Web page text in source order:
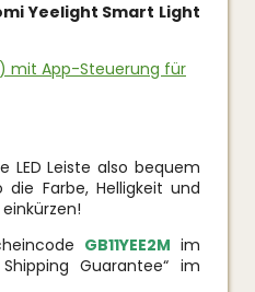
Yeelight Smart Light
mit App-Steuerung für
LED Leiste also bequem
Farbe, Helligkeit und
GB11YEE2M im
Guarantee“ im